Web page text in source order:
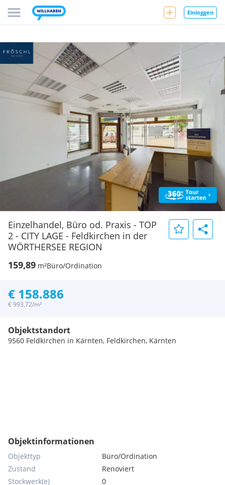
Einloggen
Einzelhandel, Büro od. Praxis - TOP
2 - CITY LAGE - Feldkirchen in der
WÖRTHERSEE REGION
159,89 m²Büro/Ordination
€ 158.886
€ 993,72/m²
Objektstandort
9560 Feldkirchen in Kärnten, Feldkirchen, Kärnten
Objektinformationen
Objekttyp
Büro/Ordination
Zustand
Renoviert
Stockwerk(e)
0